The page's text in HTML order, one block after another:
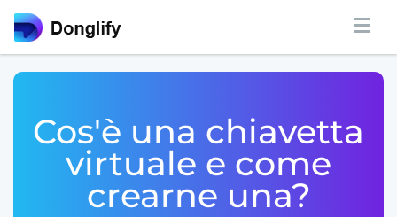
Cos'è una chiavetta
virtuale e come
crearne una?